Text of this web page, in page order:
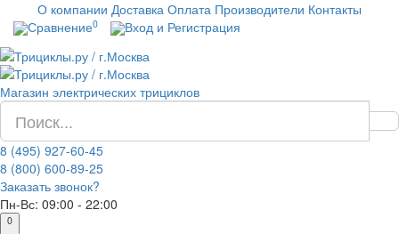
О компании Доставка Оплата Производители Контакты
Сравнение0 Вход и Регистрация
Магазин электрических трициклов
8 (495) 927-60-45
8 (800) 600-89-25
Заказать звонок?
Пн-Вс: 09:00 - 22:00
0